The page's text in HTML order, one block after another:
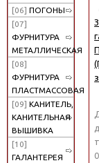
[06] ПОГОНЫ
[07]
ФУРНИТУРА
МЕТАЛЛИЧЕСКАЯ
[08]
ФУРНИТУРА
ПЛАСТМАССОВАЯ
[09] КАНИТЕЛЬ,
КАНИТЕЛЬНАЯ
ВЫШИВКА
[10]
ГАЛАНТЕРЕЯ